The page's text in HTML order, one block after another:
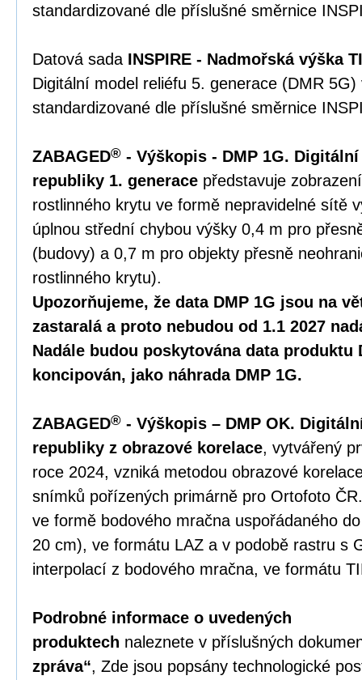
standardizované dle příslušné směrnice
Datová sada INSPIRE - Nadmořská výška
Digitální model reliéfu 5. generace (DMR 5G)
standardizované dle příslušné směrnice
ZABAGED® - Výškopis - DMP 1G.
republiky 1. generace představuje
rostlinného krytu ve formě nepravidelné sítě
úplnou střední chybou výšky 0,4 m pro
(budovy) a 0,7 m pro objekty přesně
rostlinného krytu).
Upozorňujeme, že data DMP 1G jsou na
zastaralá a proto nebudou od 1.1 2027
Nadále budou poskytována data produktu
koncipován, jako náhrada DMP 1G.
ZABAGED® - Výškopis – DMP OK.
republiky z obrazové korelace, vytvářený
roce 2024, vzniká metodou obrazové
snímků pořízených primárně pro Ortofoto
ve formě bodového mračna uspořádaného
20 cm), ve formátu LAZ a v podobě rastru s
interpolací z bodového mračna, ve formátu
Podrobné informace o uvedených
produktech naleznete v příslušných
zpráva“, Zde jsou popsány technologické